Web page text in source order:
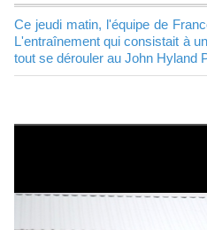
Ce jeudi matin, l'équipe de
L'entraînement qui consistait à
tout se dérouler au John Hyland